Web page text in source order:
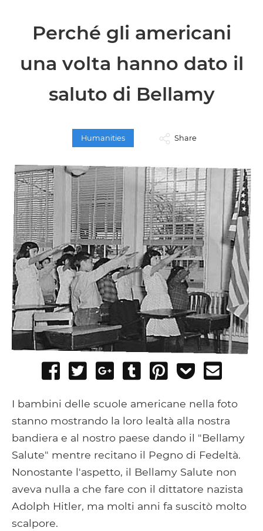
Perché gli americani
una volta hanno dato il
saluto di Bellamy
Humanities Share
Share
Facebook
Tweet
Share
Google+
Post
Tumblr
Pin
Add
Pocket
I bambini delle scuole americane nella foto
stanno mostrando la loro lealtà alla nostra
bandiera e al nostro paese dando il "Bellamy
Salute" mentre recitano il Pegno di Fedeltà.
Nonostante l'aspetto, il Bellamy Salute non
aveva nulla a che fare con il dittatore nazista
Adolph Hitler, ma molti anni fa suscitò molto
scalpore.